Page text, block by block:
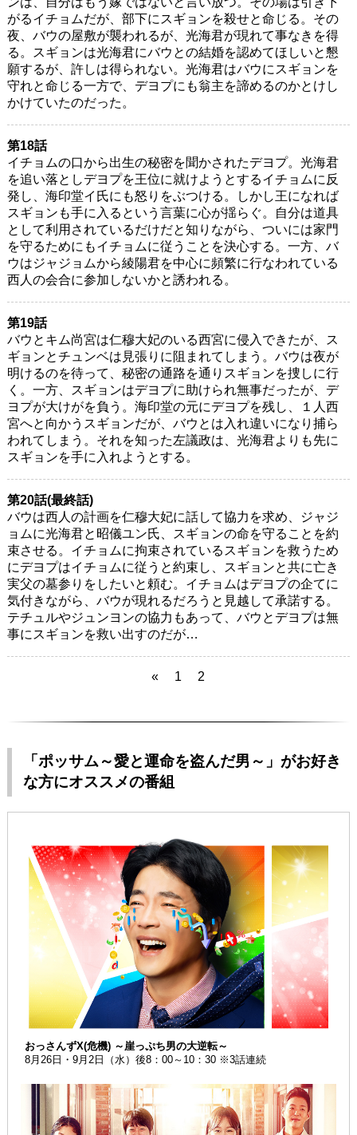
がるイチョムだが、部下にスギョンを殺せと命じる。その
夜、バウの屋敷が襲われるが、光海君が現れて事なきを得
る。スギョンは光海君にバウとの結婚を認めてほしいと懇
願するが、許しは得られない。光海君はバウにスギョンを
守れと命じる一方で、デヨプにも翁主を諦めるのかとけし
かけていたのだった。
第18話
イチョムの口から出生の秘密を聞かされたデヨプ。光海君
を追い落としデヨプを王位に就けようとするイチョムに反
発し、海印堂イ氏にも怒りをぶつける。しかし王になれば
スギョンも手に入るという言葉に心が揺らぐ。自分は道具
として利用されているだけだと知りながら、ついには家門
を守るためにもイチョムに従うことを決心する。一方、バ
ウはジャジョムから綾陽君を中心に頻繁に行なわれている
西人の会合に参加しないかと誘われる。
第19話
バウとキム尚宮は仁穆大妃のいる西宮に侵入できたが、ス
ギョンとチュンベは見張りに阻まれてしまう。バウは夜が
明けるのを待って、秘密の通路を通りスギョンを捜しに行
く。一方、スギョンはデヨプに助けられ無事だったが、デ
ヨプが大けがを負う。海印堂の元にデヨプを残し、１人西
宮へと向かうスギョンだが、バウとは入れ違いになり捕ら
われてしまう。それを知った左議政は、光海君よりも先に
スギョンを手に入れようとする。
第20話(最終話)
バウは西人の計画を仁穆大妃に話して協力を求め、ジャジ
ョムに光海君と昭儀ユン氏、スギョンの命を守ることを約
束させる。イチョムに拘束されているスギョンを救うため
にデヨプはイチョムに従うと約束し、スギョンと共に亡き
実父の墓参りをしたいと頼む。イチョムはデヨプの企てに
気付きながら、バウが現れるだろうと見越して承諾する。
テチュルやジュンヨンの協力もあって、バウとデヨプは無
事にスギョンを救い出すのだが…
« 1 2
「ポッサム～愛と運命を盗んだ男～」がお好き
な方にオススメの番組
おっさんずX(危機) ～崖っぷち男の大逆転～
8月26日・9月2日（水）後8：00～10：30 ※3話連続